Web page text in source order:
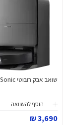
שואב אבק רובוטי Saros 20 Sonic
הוסף להשוואה
3,690 ₪